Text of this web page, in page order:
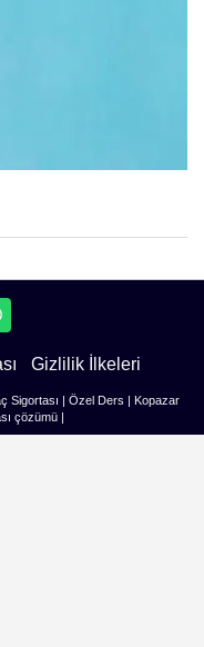
Gizlilik İlkeleri
Sigortası Özel Ders
Kopazar
çözümü|